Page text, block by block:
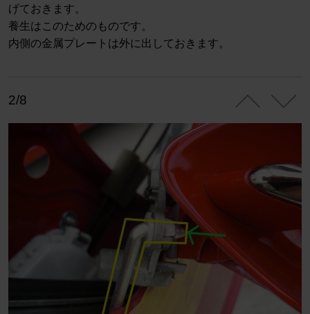
げておきます。
養生はこのためのものです。
内側の金属プレートは外に出しておきます。
2/8